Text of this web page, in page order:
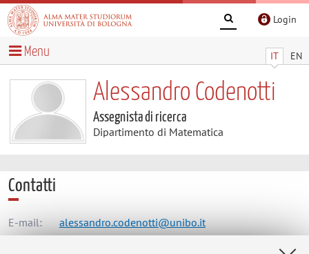
Login
IT EN
Menu
Alessandro Codenotti
Assegnista di ricerca
Dipartimento di Matematica
Contatti
E-mail: alessandro.codenotti@unibo.it